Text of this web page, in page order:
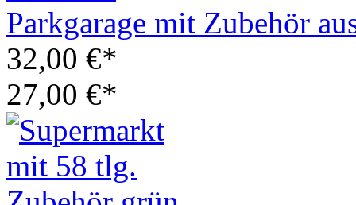
Parkgarage mit Zubehör
32,00 €*
27,00 €*